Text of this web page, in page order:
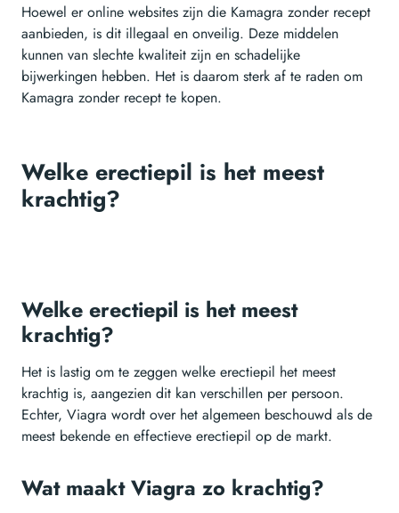
Hoewel er online websites zijn die Kamagra zonder recept
aanbieden, is dit illegaal en onveilig. Deze middelen
kunnen van slechte kwaliteit zijn en schadelijke
bijwerkingen hebben. Het is daarom sterk af te raden om
Kamagra zonder recept te kopen.
Welke erectiepil is het meest
krachtig?
Welke erectiepil is het meest
krachtig?
Het is lastig om te zeggen welke erectiepil het meest
krachtig is, aangezien dit kan verschillen per persoon.
Echter, Viagra wordt over het algemeen beschouwd als de
meest bekende en effectieve erectiepil op de markt.
Wat maakt Viagra zo krachtig?